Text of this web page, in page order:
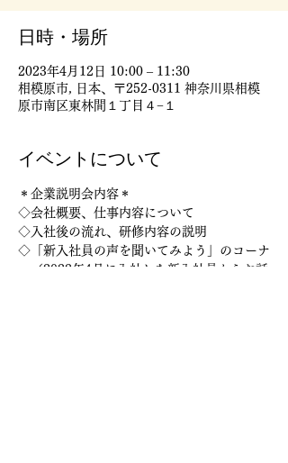
日時・場所
2023年4月12日 10:00 – 11:30
相模原市, 日本、〒252-0311 神奈川県相模
原市南区東林間１丁目４−１
イベントについて
＊企業説明会内容＊
◇会社概要、仕事内容について
◇入社後の流れ、研修内容の説明
◇「新入社員の声を聞いてみよう」のコーナ
ー（2022年4月に入社した新入社員からお話